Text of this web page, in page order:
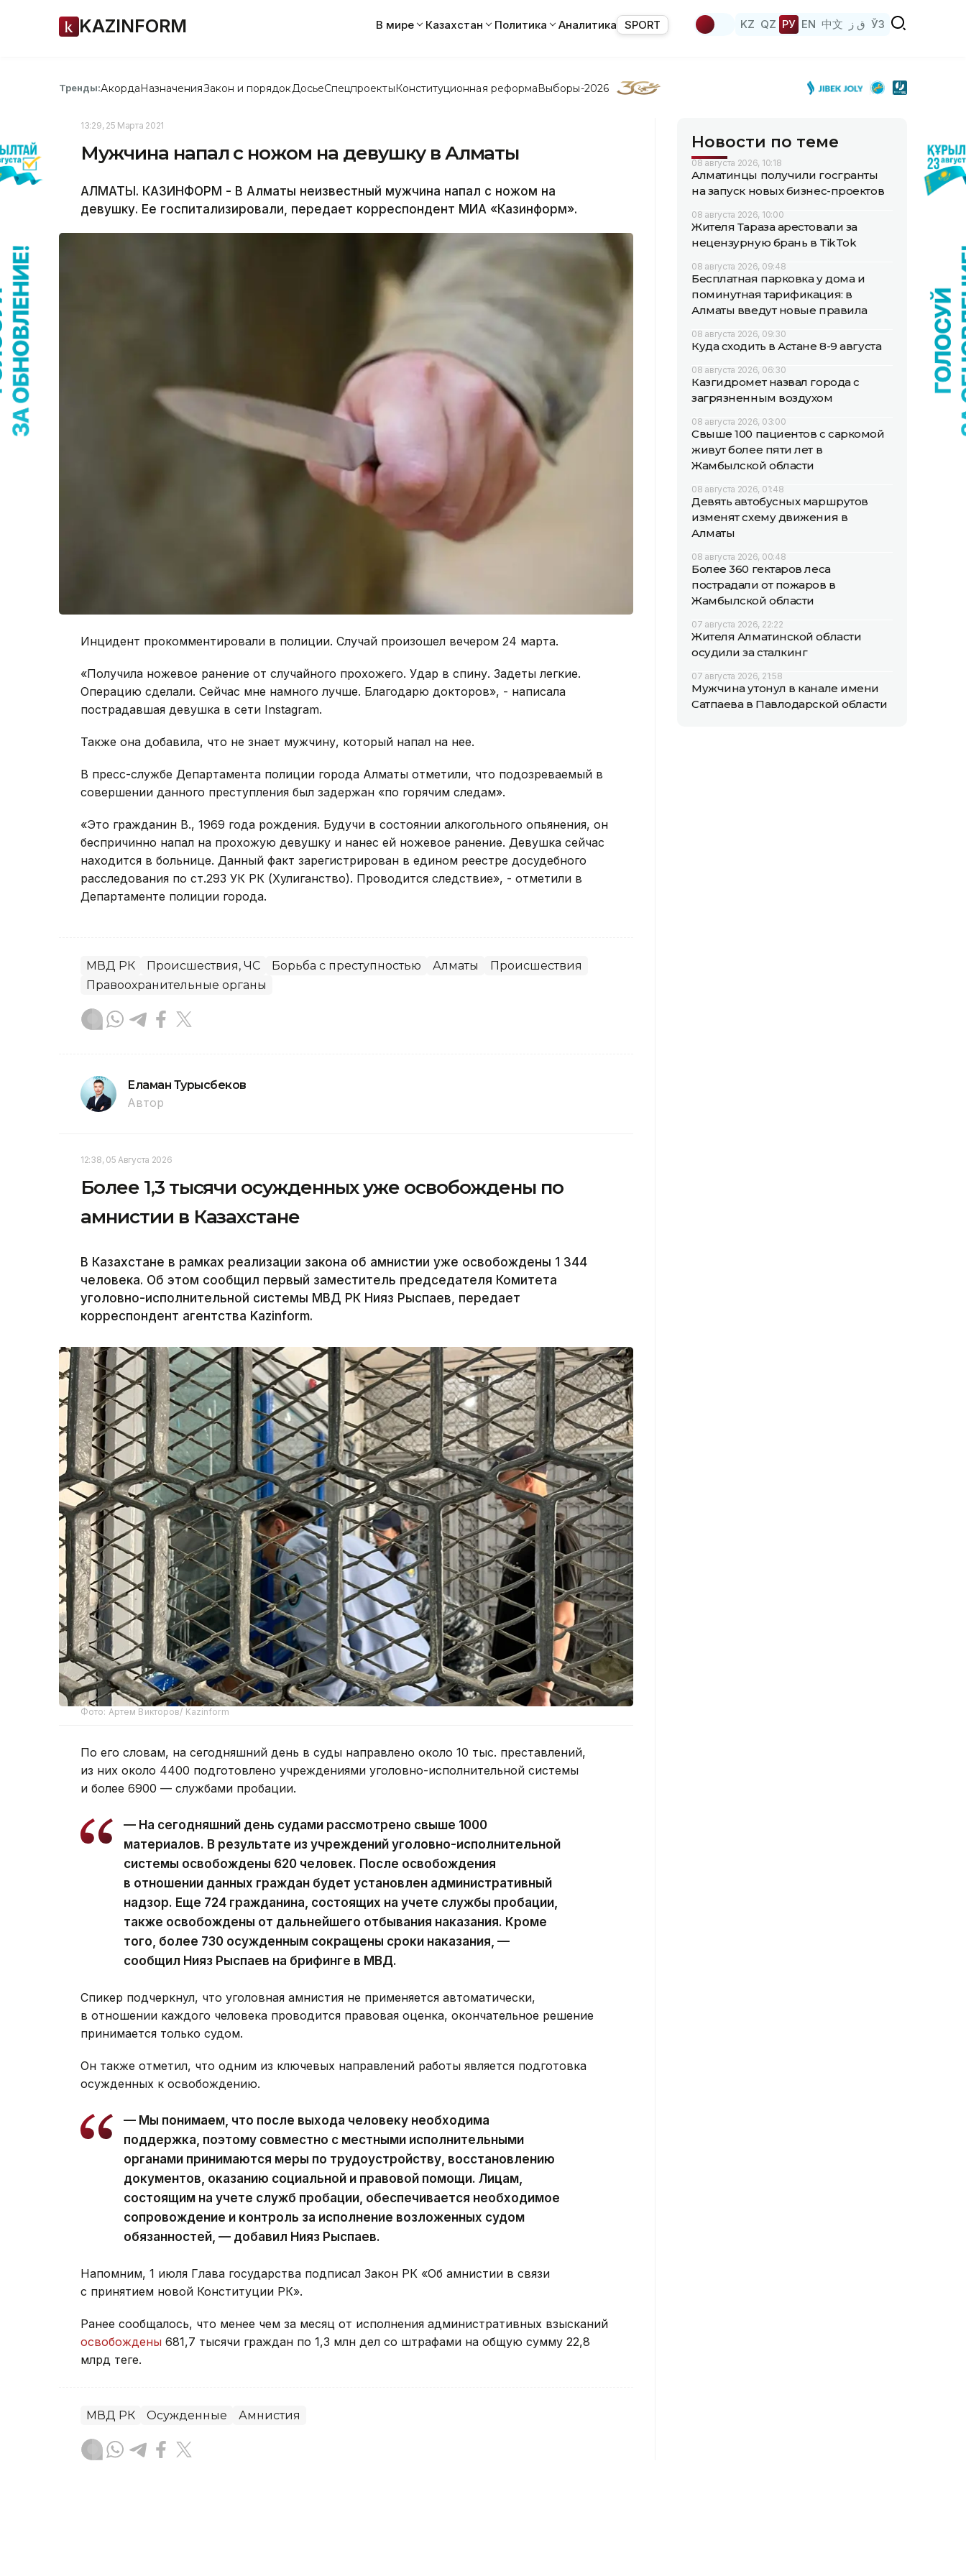
KAZINFORM В мире Казахстан Политика Аналитика SPORT KZ QZ РУ EN 中文 ق ز ЎЗ
Тренды:АкордаНазначенияЗакон и порядок ДосьеСпецпроектыКонституционная реформаВыборы-2026
13:29, 25 Марта 2021
Мужчина напал с ножом на девушку в Алматы
АЛМАТЫ. КАЗИНФОРМ - В Алматы неизвестный мужчина напал с ножом на
девушку. Ее госпитализировали, передает корреспондент МИА «Казинформ».
Инцидент прокомментировали в полиции. Случай произошел вечером 24 марта.
«Получила ножевое ранение от случайного прохожего. Удар в спину. Задеты легкие.
Операцию сделали. Сейчас мне намного лучше. Благодарю докторов», - написала
пострадавшая девушка в сети Instagram.
Также она добавила, что не знает мужчину, который напал на нее.
В пресс-службе Департамента полиции города Алматы отметили, что подозреваемый в
совершении данного преступления был задержан «по горячим следам».
«Это гражданин В., 1969 года рождения. Будучи в состоянии алкогольного опьянения, он
беспричинно напал на прохожую девушку и нанес ей ножевое ранение. Девушка сейчас
находится в больнице. Данный факт зарегистрирован в едином реестре досудебного
расследования по ст.293 УК РК (Хулиганство). Проводится следствие», - отметили в
Департаменте полиции города.
МВД РК Происшествия, ЧС Борьба с преступностью Алматы
Происшествия
Правоохранительные органы
Еламан Турысбеков
Автор
12:38, 05 Августа 2026
Более 1,3 тысячи осужденных уже освобождены по
амнистии в Казахстане
В Казахстане в рамках реализации закона об амнистии уже освобождены 1 344
человека. Об этом сообщил первый заместитель председателя Комитета
уголовно-исполнительной системы МВД РК Нияз Рыспаев, передает
корреспондент агентства Kazinform.
Фото: Артем Викторов/ Kazinform
По его словам, на сегодняшний день в суды направлено около 10 тыс. преставлений,
из них около 4400 подготовлено учреждениями уголовно-исполнительной системы
и более 6900 — службами пробации.
— На сегодняшний день судами рассмотрено свыше 1000
материалов. В результате из учреждений уголовно-исполнительной
системы освобождены 620 человек. После освобождения
в отношении данных граждан будет установлен административный
надзор. Еще 724 гражданина, состоящих на учете службы пробации,
также освобождены от дальнейшего отбывания наказания. Кроме
того, более 730 осужденным сокращены сроки наказания, —
сообщил Нияз Рыспаев на брифинге в МВД.
Спикер подчеркнул, что уголовная амнистия не применяется автоматически,
в отношении каждого человека проводится правовая оценка, окончательное решение
принимается только судом.
Он также отметил, что одним из ключевых направлений работы является подготовка
осужденных к освобождению.
— Мы понимаем, что после выхода человеку необходима
поддержка, поэтому совместно с местными исполнительными
органами принимаются меры по трудоустройству, восстановлению
документов, оказанию социальной и правовой помощи. Лицам,
состоящим на учете служб пробации, обеспечивается необходимое
сопровождение и контроль за исполнение возложенных судом
обязанностей, — добавил Нияз Рыспаев.
Напомним, 1 июля Глава государства подписал Закон РК «Об амнистии в связи
с принятием новой Конституции РК».
Ранее сообщалось, что менее чем за месяц от исполнения административных взысканий
освобождены 681,7 тысячи граждан по 1,3 млн дел со штрафами на общую сумму 22,8
млрд теңге.
МВД РК Осужденные Амнистия
Новости по теме
08 августа 2026, 10:18
Алматинцы получили госгранты
на запуск новых бизнес-проектов
08 августа 2026, 10:00
Жителя Тараза арестовали за
нецензурную брань в TikTok
08 августа 2026, 09:48
Бесплатная парковка у дома и
поминутная тарификация: в
Алматы введут новые правила
08 августа 2026, 09:30
Куда сходить в Астане 8-9 августа
08 августа 2026, 06:30
Казгидромет назвал города с
загрязненным воздухом
08 августа 2026, 03:00
Свыше 100 пациентов с саркомой
живут более пяти лет в
Жамбылской области
08 августа 2026, 01:48
Девять автобусных маршрутов
изменят схему движения в
Алматы
08 августа 2026, 00:48
Более 360 гектаров леса
пострадали от пожаров в
Жамбылской области
07 августа 2026, 22:22
Жителя Алматинской области
осудили за сталкинг
07 августа 2026, 21:58
Мужчина утонул в канале имени
Сатпаева в Павлодарской области